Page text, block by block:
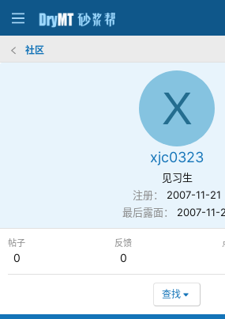
社区
X
xjc0323
见习生
注册
2007-11-21
最后露面
2007-11-
帖子
0
反馈
0
查找